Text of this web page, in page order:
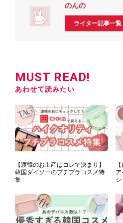
のんの
ライター記事一覧
MUST READ!
あわせて読みたい
【渡韓のお土産はコレで決まり】
韓国ダイソーのプチプラコスメ特
集
ア
シ